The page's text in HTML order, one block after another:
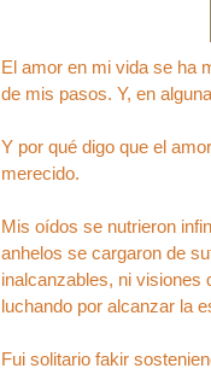
El amor en mi vida se ha
de mis pasos. Y, en
Y por qué digo que el
merecido.
Mis oídos se nutrieron
anhelos se cargaron de
inalcanzables, ni visiones
luchando por alcanzar la
Fui solitario fakir